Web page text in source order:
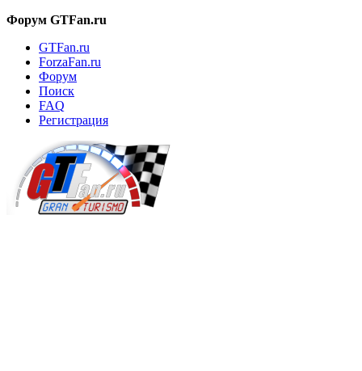
Форум GTFan.ru
GTFan.ru
ForzaFan.ru
Форум
Поиск
FAQ
Регистрация